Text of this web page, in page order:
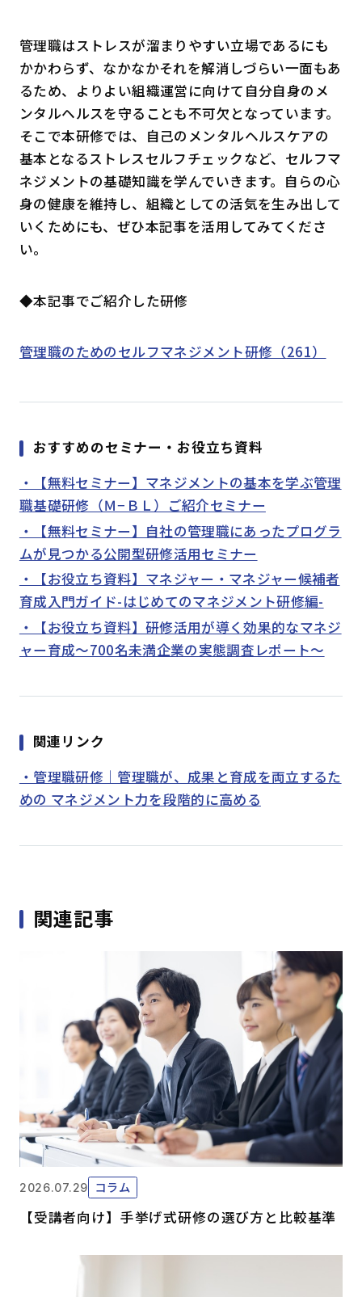
管理職はストレスが溜まりやすい立場であるにも
かかわらず、なかなかそれを解消しづらい一面もあ
るため、よりよい組織運営に向けて自分自身のメ
ンタルヘルスを守ることも不可欠となっています。
そこで本研修では、自己のメンタルヘルスケアの
基本となるストレスセルフチェックなど、セルフマ
ネジメントの基礎知識を学んでいきます。自らの心
身の健康を維持し、組織としての活気を生み出して
いくためにも、ぜひ本記事を活用してみてくださ
い。
◆本記事でご紹介した研修
管理職のためのセルフマネジメント研修（261）
おすすめのセミナー・お役立ち資料
・【無料セミナー】マネジメントの基本を学ぶ管理
職基礎研修（Ｍ−ＢＬ）ご紹介セミナー
・【無料セミナー】自社の管理職にあったプログラ
ムが見つかる公開型研修活用セミナー
・【お役立ち資料】マネジャー・マネジャー候補者
育成入門ガイド-はじめてのマネジメント研修編-
・【お役立ち資料】研修活用が導く効果的なマネジ
ャー育成～700名未満企業の実態調査レポート～
関連リンク
・管理職研修｜管理職が、成果と育成を両立するた
めの マネジメント力を段階的に高める
関連記事
2026.07.29 コラム
【受講者向け】手挙げ式研修の選び方と比較基準